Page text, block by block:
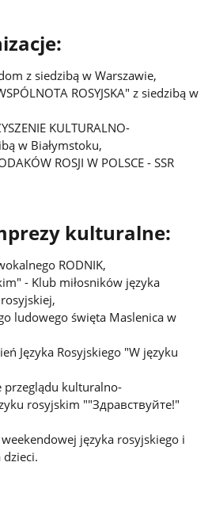
z siedzibą w Warszawie,
ROSYJSKA" z siedzibą w
KULTURALNO-
w Białymstoku,
ROSJI W POLSCE - SSR
kulturalne:
RODNIK,
- Klub miłosników języka
ludowego święta Maslenica w
Języka Rosyjskiego "W języku
przeglądu kulturalno-
rosyjskim ""Здравствуйте!"
języka rosyjskiego i